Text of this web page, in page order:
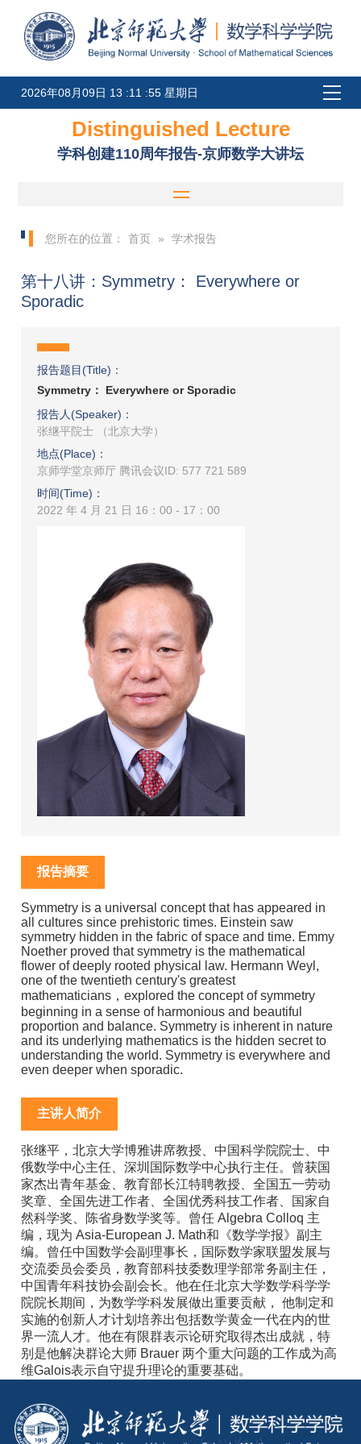
2026年08月09日 13 :11 :55 星期日
Distinguished Lecture
学科创建110周年报告-京师数学大讲坛
您所在的位置： 首页 » 学术报告
第十八讲：Symmetry： Everywhere or
Sporadic
报告题目(Title)：
Symmetry： Everywhere or Sporadic
报告人(Speaker)：
张继平院士 （北京大学）
地点(Place)：
京师学堂京师厅 腾讯会议ID: 577 721 589
时间(Time)：
2022 年 4 月 21 日 16：00 - 17：00
报告摘要
Symmetry is a universal concept that has appeared in
all cultures since prehistoric times. Einstein saw
symmetry hidden in the fabric of space and time. Emmy
Noether proved that symmetry is the mathematical
flower of deeply rooted physical law. Hermann Weyl,
one of the twentieth century's greatest
mathematicians，explored the concept of symmetry
beginning in a sense of harmonious and beautiful
proportion and balance. Symmetry is inherent in nature
and its underlying mathematics is the hidden secret to
understanding the world. Symmetry is everywhere and
even deeper when sporadic.
主讲人简介
张继平，北京大学博雅讲席教授、中国科学院院士、中
俄数学中心主任、深圳国际数学中心执行主任。曾获国
家杰出青年基金、教育部长江特聘教授、全国五一劳动
奖章、全国先进工作者、全国优秀科技工作者、国家自
然科学奖、陈省身数学奖等。曾任 Algebra Colloq 主
编，现为 Asia-European J. Math和《数学学报》副主
编。曾任中国数学会副理事长，国际数学家联盟发展与
交流委员会委员，教育部科技委数理学部常务副主任，
中国青年科技协会副会长。他在任北京大学数学科学学
院院长期间，为数学学科发展做出重要贡献， 他制定和
实施的创新人才计划培养出包括数学黄金一代在内的世
界一流人才。他在有限群表示论研究取得杰出成就，特
别是他解决群论大师 Brauer 两个重大问题的工作成为高
维Galois表示自守提升理论的重要基础。